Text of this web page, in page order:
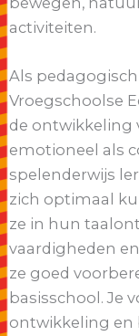
activiteiten.
Als
Vroegschoolse
de ontwikkeling
emotioneel als
spelenderwijs
zich optimaal
ze in hun
vaardigheden
ze goed
basisschool. Je
ontwikkeling en